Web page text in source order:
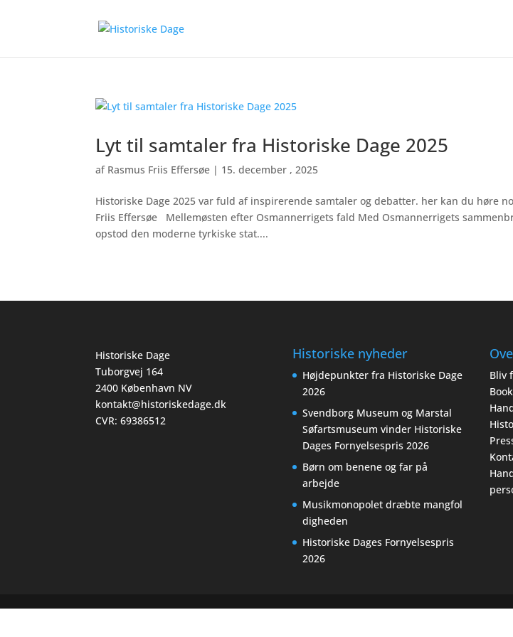
Lyt til samtaler fra Historiske Dage 2025
af Rasmus Friis Effersøe | 15. december , 2025
Historiske Dage 2025 var fuld af inspirerende samtaler og debatter. her kan du høre
Friis Effersøe Mellemøsten efter Osmannerrigets fald Med Osmannerrigets
opstod den moderne tyrkiske stat....
Historiske Dage
Tuborgvej 164
2400 København NV
kontakt@historiskedage.dk
CVR: 69386512
Historiske nyheder
Højdepunkter fra Historiske Dage
2026
Svendborg Museum og Marstal
Søfartsmuseum vinder Historiske
Dages Fornyelsespris 2026
Børn om benene og far på
arbejde
Musikmonopolet dræbte mangfol
digheden
Historiske Dages Fornyelsespris
2026
Bliv